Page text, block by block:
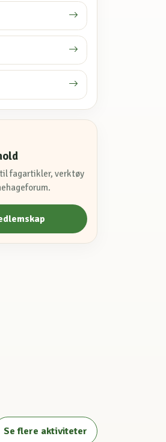
fagartikler, verktøy
Se flere aktiviteter